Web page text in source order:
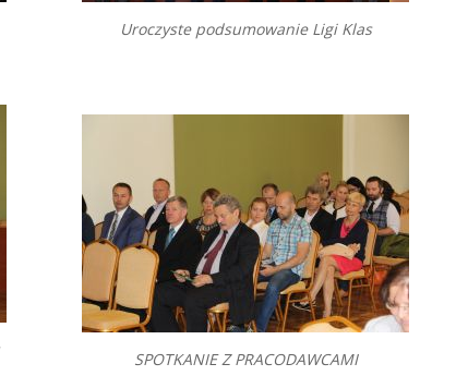
Uroczyste podsumowanie Ligi Klas
SPOTKANIE Z PRACODAWCAMI